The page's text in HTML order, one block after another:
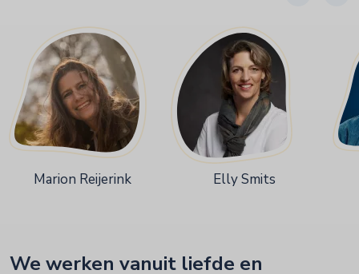
Marion Reijerink Elly Smits
We werken vanuit liefde en